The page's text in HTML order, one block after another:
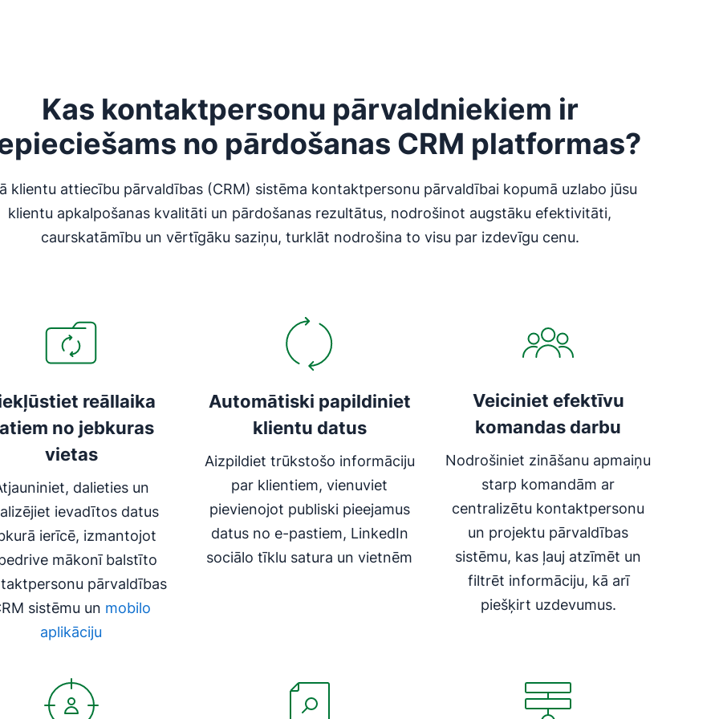
Kas kontaktpersonu pārvaldniekiem ir
no pārdošanas CRM platformas?
klientu attiecību pārvaldības (CRM) sistēma kontaktpersonu pārvaldībai kopumā uzlabo jūsu
klientu apkalpošanas kvalitāti un pārdošanas rezultātus, nodrošinot augstāku efektivitāti,
caurskatāmību un vērtīgāku saziņu, turklāt nodrošina to visu par izdevīgu cenu.
reāllaika
no jebkuras
vietas
dalieties un
ievadītos datus
ierīcē, izmantojot
mākonī balstīto
pārvaldības
sistēmu un mobilo
aplikāciju
Automātiski papildiniet
klientu datus
Aizpildiet trūkstošo informāciju
par klientiem, vienuviet
pievienojot publiski pieejamus
datus no e-pastiem, LinkedIn
sociālo tīklu satura un vietnēm
Veiciniet efektīvu
komandas darbu
Nodrošiniet zināšanu apmaiņu
starp komandām ar
centralizētu kontaktpersonu
un projektu pārvaldības
sistēmu, kas ļauj atzīmēt un
filtrēt informāciju, kā arī
piešķirt uzdevumus.